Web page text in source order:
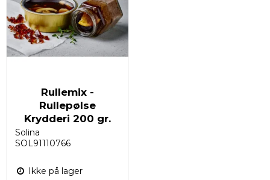
Rullemix -
Rullepølse
Krydderi 200 gr.
Solina
SOL91110766
Ikke på lager